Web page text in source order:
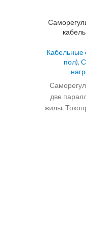
Кабельные
пол),
две
жилы.